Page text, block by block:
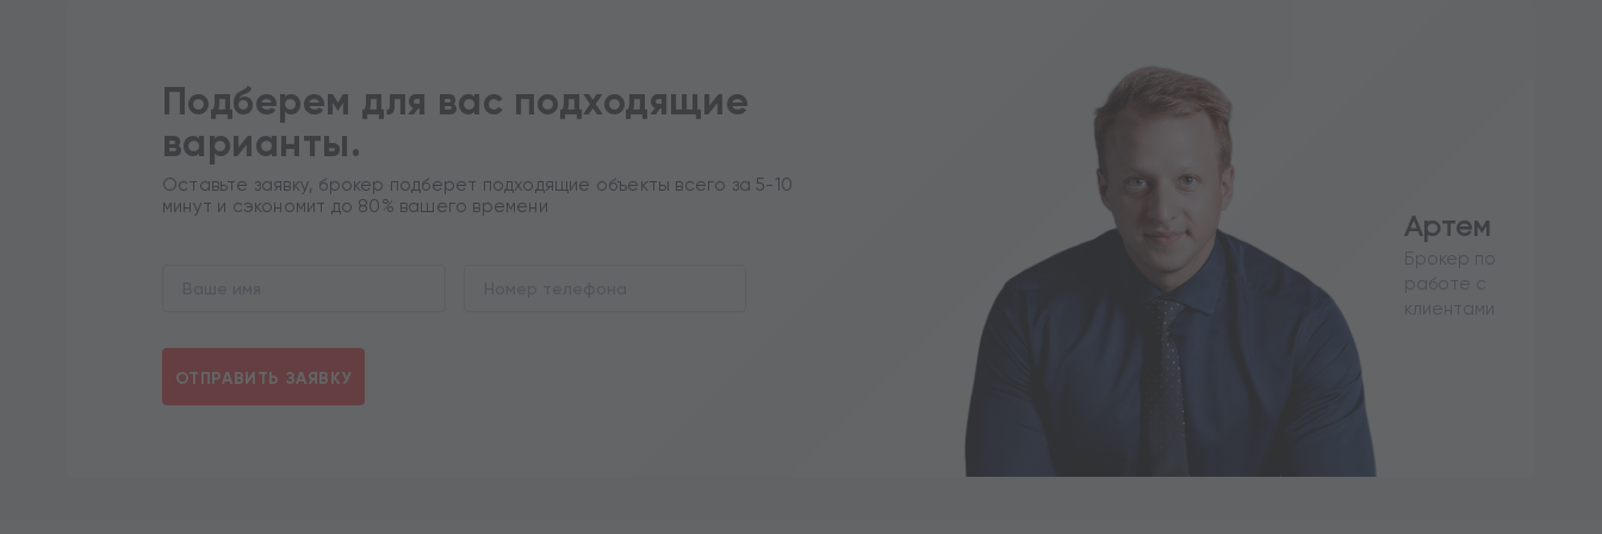
Подберем для вас подходящие
варианты.
Оставьте заявку, брокер подберет подходящие объекты всего за 5-10
минут и сэкономит до 80% вашего времени
ОТПРАВИТЬ ЗАЯВКУ
Артем
Брокер по
работе с
клиентами